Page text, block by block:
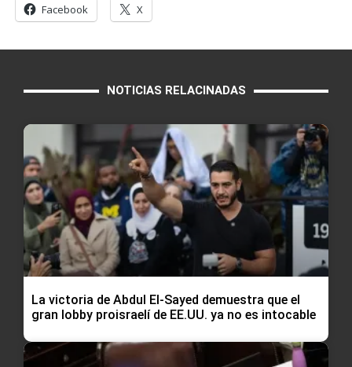
Facebook X
NOTICIAS RELACINADAS
La victoria de Abdul El-Sayed demuestra que el
gran lobby proisraelí de EE.UU. ya no es intocable